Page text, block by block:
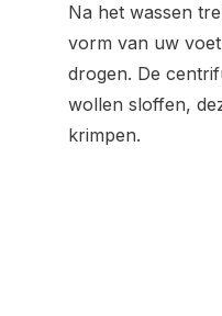
Na het wassen
vorm van uw
drogen. De
wollen sloffen,
krimpen.